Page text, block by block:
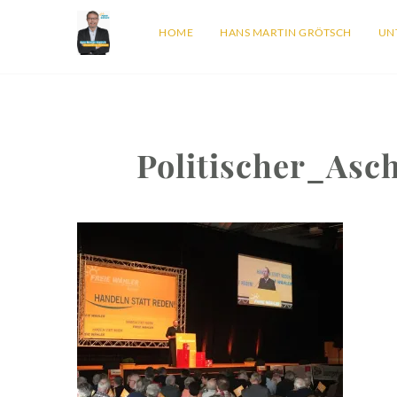
HOME HANS MARTIN GRÖTSCH